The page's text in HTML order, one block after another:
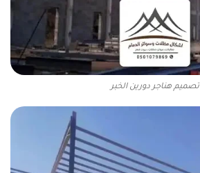
تصميم هناجر دورين الخبر